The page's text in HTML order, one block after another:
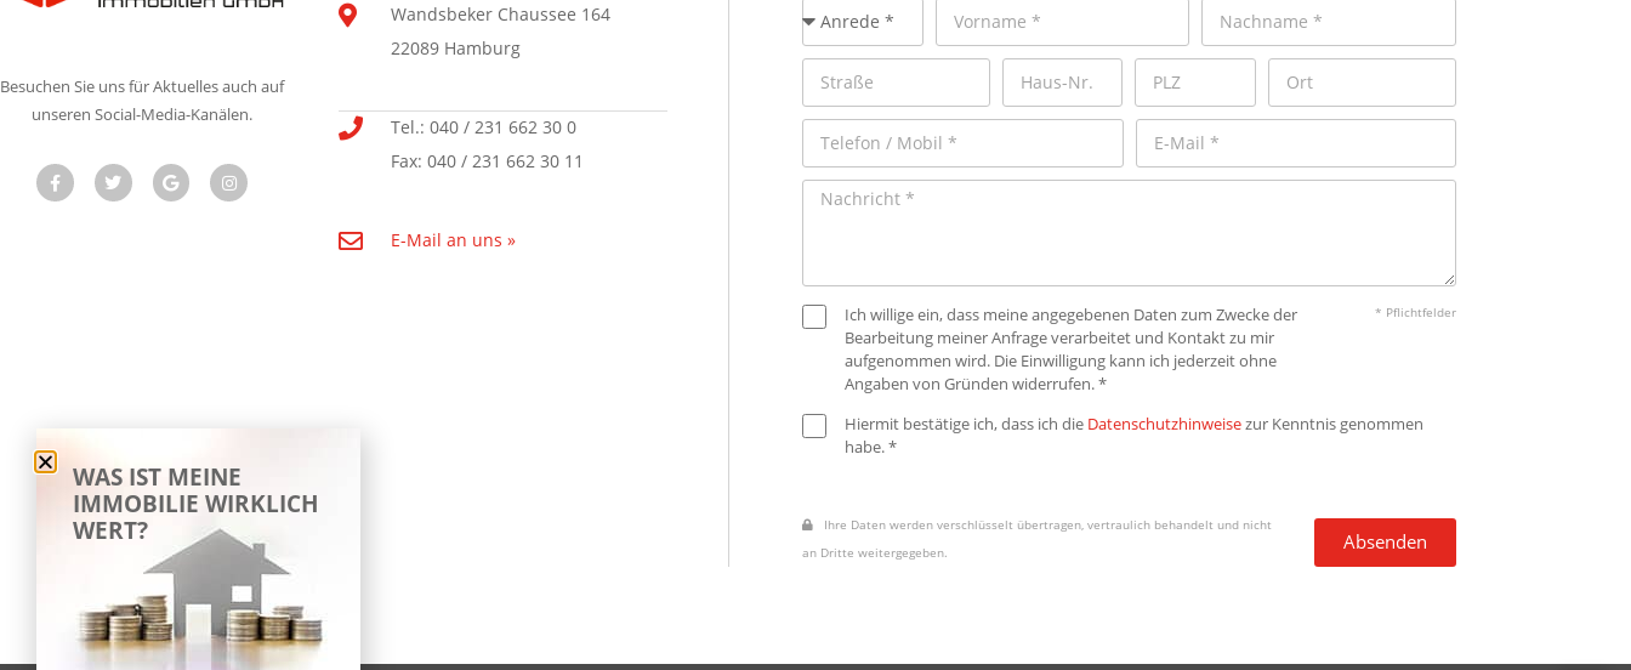
Besuchen Sie uns für Aktuelles auch auf
unseren Social-Media-Kanälen.
Wandsbeker Chaussee 164
22089 Hamburg
Tel.: 040 / 231 662 30 0
Fax: 040 / 231 662 30 11
E-Mail an uns »
Ich willige ein, dass meine angegebenen Daten zum Zwecke der
Bearbeitung meiner Anfrage verarbeitet und Kontakt zu mir
aufgenommen wird. Die Einwilligung kann ich jederzeit ohne
Angaben von Gründen widerrufen. *
* Pflichtfelder
Hiermit bestätige ich, dass ich die Datenschutzhinweisezur Kenntnis genommen
habe. *
Ihre Daten werden verschlüsselt übertragen, vertraulich behandelt und nicht
an Dritte weitergegeben.
Absenden
WAS IST MEINE
IMMOBILIE WIRKLICH
WERT?